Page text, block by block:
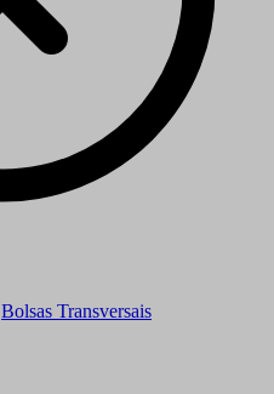
Bolsas Transversais